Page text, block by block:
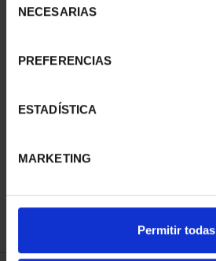
NECESARIAS
PREFERENCIAS
ESTADÍSTICA
MARKETING
Permitir todas
SUSCRIPCIÓN
949,00 €
registrados